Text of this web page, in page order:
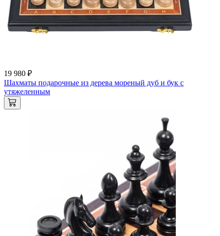
19 980 ₽
Шахматы подарочные из дерева мореный дуб и бук с
утяжеленным